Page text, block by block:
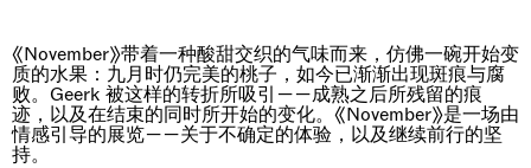
《November》带着一种酸甜交织的气味而来，仿佛一碗开始变
质的水果：九月时仍完美的桃子，如今已渐渐出现斑痕与腐
败。Geerk 被这样的转折所吸引——成熟之后所残留的痕
迹，以及在结束的同时所开始的变化。《November》是一场由
情感引导的展览——关于不确定的体验，以及继续前行的坚
持。